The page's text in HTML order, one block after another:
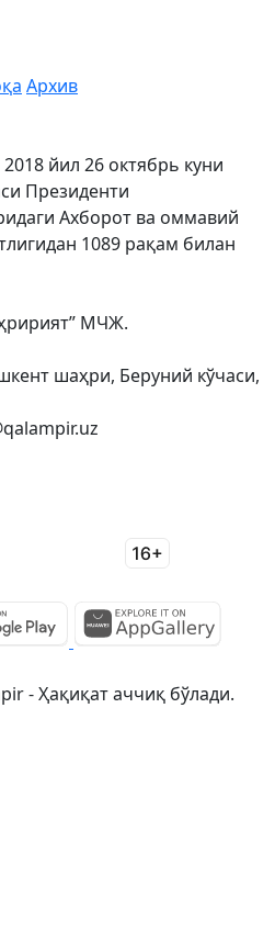
Архив
йил 26 октябрь куни
Президенти
Ахборот ва оммавий
1089 рақам билан
МЧЖ.
шаҳри, Беруний кўчаси,
- Ҳақиқат аччиқ бўлади.